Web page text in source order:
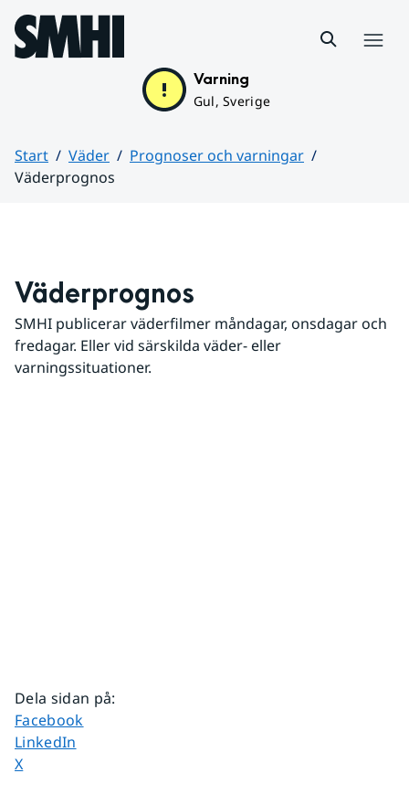
Hoppa till sidans innehåll
Varning
Gul, Sverige
Start Väder
Prognoser och varningar
Väderprognos
Väderprognos
SMHI publicerar väderfilmer måndagar, onsdagar och
fredagar. Eller vid särskilda väder- eller
varningssituationer.
Dela sidan på:
Dela sidan på
Facebook
Dela sidan på
LinkedIn
Dela sidan på
X